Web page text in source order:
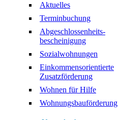
Aktuelles
Terminbuchung
Abgeschlossenheits-
bescheinigung
Sozialwohnungen
Einkommensorientierte
Zusatzförderung
Wohnen für Hilfe
Wohnungsbauförderung